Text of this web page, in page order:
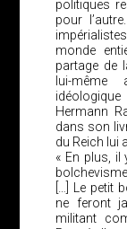
politiques
pour
monde
partage de
lui-même
Hermann
dans son
du Reich lui
« En plus,
[…] Le petit
ne feront
militant